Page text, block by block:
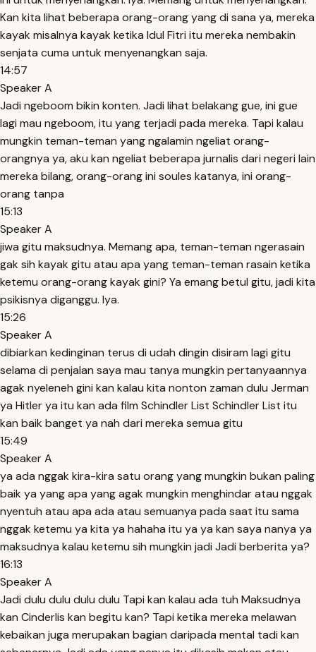
Kan kita lihat beberapa orang-orang yang di sana ya, mereka
kayak misalnya kayak ketika Idul Fitri itu mereka nembakin
senjata cuma untuk menyenangkan saja.
14:57
Speaker A
Jadi ngeboom bikin konten. Jadi lihat belakang gue, ini gue
lagi mau ngeboom, itu yang terjadi pada mereka. Tapi kalau
mungkin teman-teman yang ngalamin ngeliat orang-
orangnya ya, aku kan ngeliat beberapa jurnalis dari negeri lain
mereka bilang, orang-orang ini soules katanya, ini orang-
orang tanpa
15:13
Speaker A
jiwa gitu maksudnya. Memang apa, teman-teman ngerasain
gak sih kayak gitu atau apa yang teman-teman rasain ketika
ketemu orang-orang kayak gini? Ya emang betul gitu, jadi kita
psikisnya diganggu. Iya.
15:26
Speaker A
dibiarkan kedinginan terus di udah dingin disiram lagi gitu
selama di penjalan saya mau tanya mungkin pertanyaannya
agak nyeleneh gini kan kalau kita nonton zaman dulu Jerman
ya Hitler ya itu kan ada film Schindler List Schindler List itu
kan baik banget ya nah dari mereka semua gitu
15:49
Speaker A
ya ada nggak kira-kira satu orang yang mungkin bukan paling
baik ya yang apa yang agak mungkin menghindar atau nggak
nyentuh atau apa ada atau semuanya pada saat itu sama
nggak ketemu ya kita ya hahaha itu ya ya kan saya nanya ya
maksudnya kalau ketemu sih mungkin jadi Jadi berberita ya?
16:13
Speaker A
Jadi dulu dulu dulu dulu Tapi kan kalau ada tuh Maksudnya
kan Cinderlis kan begitu kan? Tapi ketika mereka melawan
kebaikan juga merupakan bagian daripada mental tadi kan